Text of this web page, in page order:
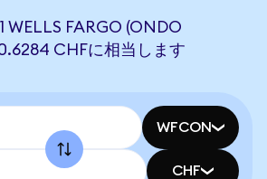
FARGO (ONDO
CHFに相当します
WFCON
CHF